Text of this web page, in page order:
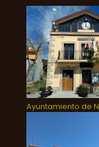
Ayuntamiento de